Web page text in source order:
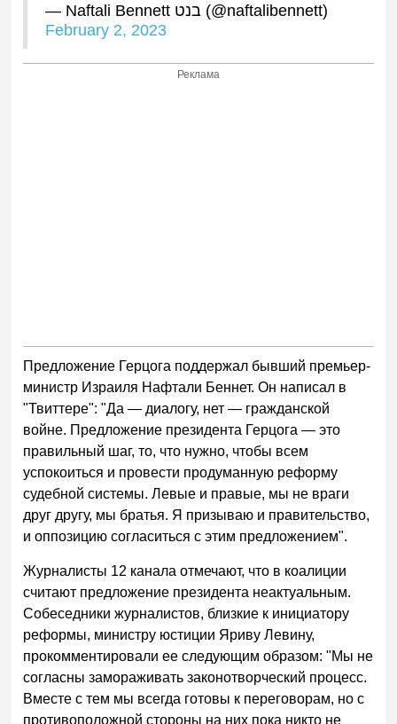
— Naftali Bennett בנט (@naftalibennett)
February 2, 2023
Реклама
Предложение Герцога поддержал бывший премьер-
министр Израиля Нафтали Беннет. Он написал в
"Твиттере": "Да — диалогу, нет — гражданской
войне. Предложение президента Герцога — это
правильный шаг, то, что нужно, чтобы всем
успокоиться и провести продуманную реформу
судебной системы. Левые и правые, мы не враги
друг другу, мы братья. Я призываю и правительство,
и оппозицию согласиться с этим предложением".
Журналисты 12 канала отмечают, что в коалиции
считают предложение президента неактуальным.
Собеседники журналистов, близкие к инициатору
реформы, министру юстиции Яриву Левину,
прокомментировали ее следующим образом: "Мы не
согласны замораживать законотворческий процесс.
Вместе с тем мы всегда готовы к переговорам, но с
противоположной стороны на них пока никто не